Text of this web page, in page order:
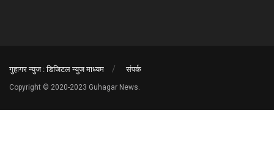
गुहागर न्युज : डिजिटल न्युज माध्यम संपर्क
Copyright © 2020-2023 Guhagar News.